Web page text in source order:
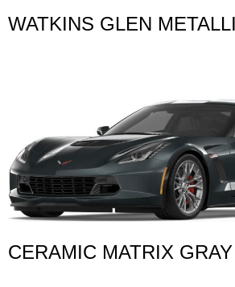
WATKINS GLEN
CERAMIC MATRIX